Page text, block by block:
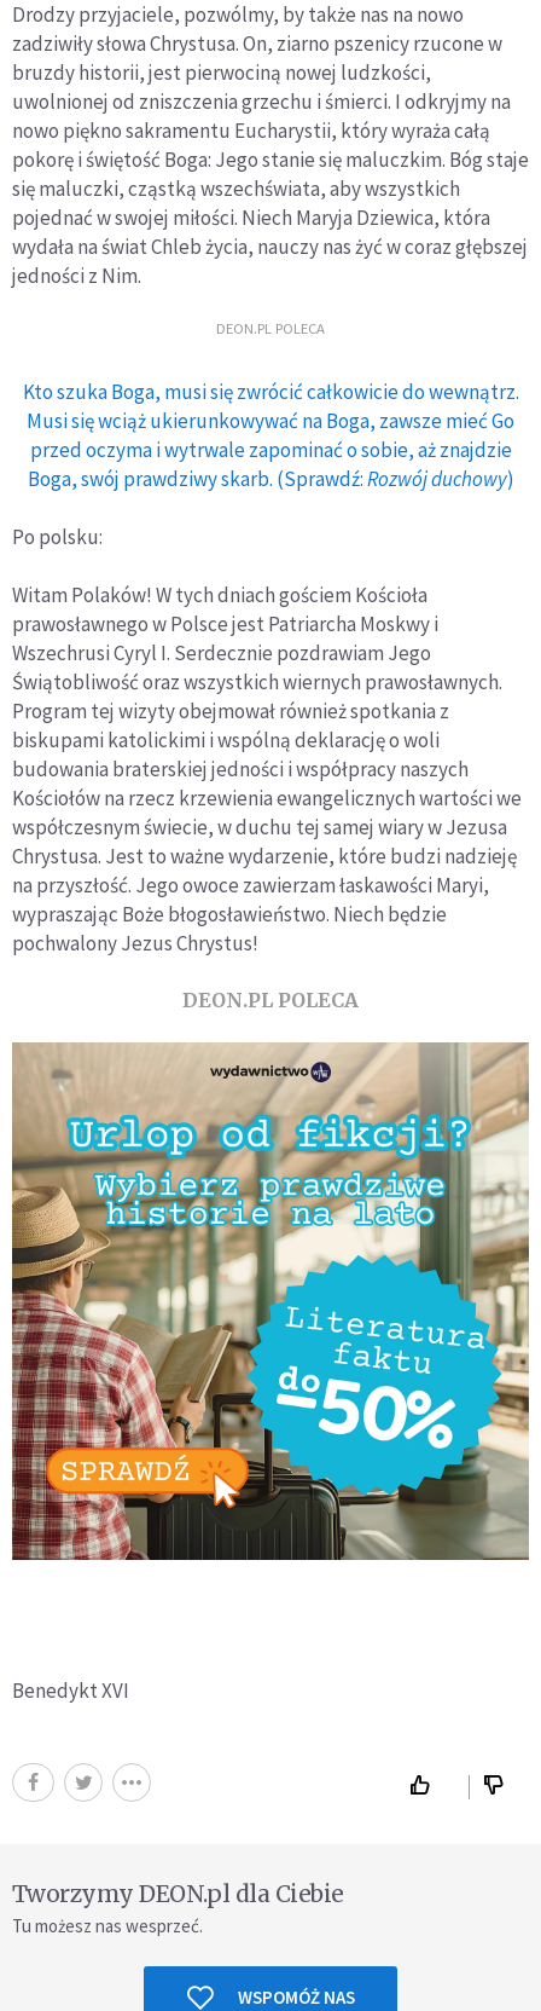
Drodzy przyjaciele, pozwólmy, by także nas na nowo
zadziwiły słowa Chrystusa. On, ziarno pszenicy rzucone w
bruzdy historii, jest pierwociną nowej ludzkości,
uwolnionej od zniszczenia grzechu i śmierci. I odkryjmy na
nowo piękno sakramentu Eucharystii, który wyraża całą
pokorę i świętość Boga: Jego stanie się maluczkim. Bóg staje
się maluczki, cząstką wszechświata, aby wszystkich
pojednać w swojej miłości. Niech Maryja Dziewica, która
wydała na świat Chleb życia, nauczy nas żyć w coraz głębszej
jedności z Nim.
DEON.PL POLECA
Kto szuka Boga, musi się zwrócić całkowicie do wewnątrz.
Musi się wciąż ukierunkowywać na Boga, zawsze mieć Go
przed oczyma i wytrwale zapominać o sobie, aż znajdzie
Boga, swój prawdziwy skarb. (Sprawdź:Rozwój duchowy)
Po polsku:
Witam Polaków! W tych dniach gościem Kościoła
prawosławnego w Polsce jest Patriarcha Moskwy i
Wszechrusi Cyryl I. Serdecznie pozdrawiam Jego
Świątobliwość oraz wszystkich wiernych prawosławnych.
Program tej wizyty obejmował również spotkania z
biskupami katolickimi i wspólną deklarację o woli
budowania braterskiej jedności i współpracy naszych
Kościołów na rzecz krzewienia ewangelicznych wartości we
współczesnym świecie, w duchu tej samej wiary w Jezusa
Chrystusa. Jest to ważne wydarzenie, które budzi nadzieję
na przyszłość. Jego owoce zawierzam łaskawości Maryi,
wypraszając Boże błogosławieństwo. Niech będzie
pochwalony Jezus Chrystus!
DEON.PL POLECA
Benedykt XVI
Tworzymy DEON.pl dla Ciebie
Tu możesz nas wesprzeć.
WSPOMÓŻ NAS